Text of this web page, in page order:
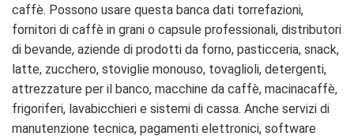
caffè. Possono usare questa banca dati torrefazioni,
fornitori di caffè in grani o capsule professionali, distributori
di bevande, aziende di prodotti da forno, pasticceria, snack,
latte, zucchero, stoviglie monouso, tovaglioli, detergenti,
attrezzature per il banco, macchine da caffè, macinacaffè,
frigoriferi, lavabicchieri e sistemi di cassa. Anche servizi di
manutenzione tecnica, pagamenti elettronici, software